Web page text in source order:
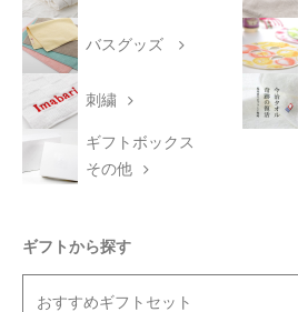
バスグッズ
刺繍
ギフトボックス
その他
ギフトから探す
おすすめギフトセット